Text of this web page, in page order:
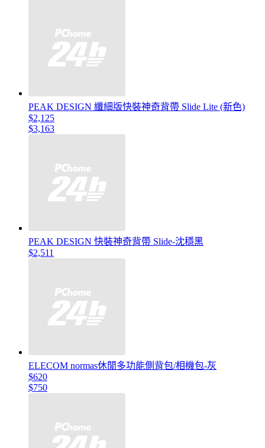
PEAK DESIGN 纖細版快裝神奇背帶 Slide Lite (新色)
$2,125
$3,163
PEAK DESIGN 快裝神奇背帶 Slide-沈穩黑
$2,511
ELECOM normas休閒多功能側背包/相機包-灰
$620
$750